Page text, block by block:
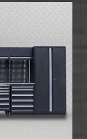
an seinem